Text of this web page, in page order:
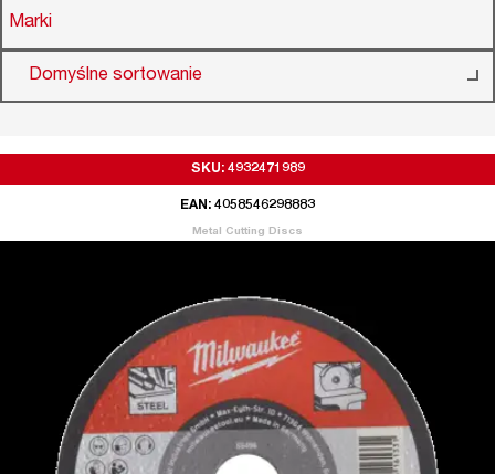
Marki
Domyślne sortowanie
SKU: 4932471989
EAN: 4058546298883
Metal Cutting Discs